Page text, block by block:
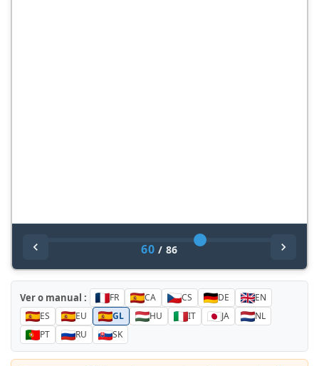
60 / 86
Ver o manual : FR CA CS DE
EN
ES
EU GL HU IT JA
NL
PT
RU SK